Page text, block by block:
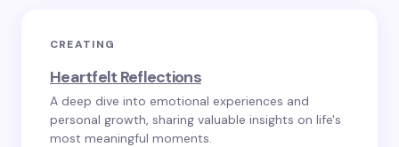
CREATING
Heartfelt Reflections
A deep dive into emotional experiences and
personal growth, sharing valuable insights on life's
most meaningful moments.